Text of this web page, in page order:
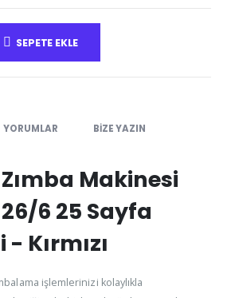
SEPETE EKLE
YORUMLAR BIZE YAZIN
Zımba Makinesi
6 25 Sayfa
Kırmızı
işlemlerinizi kolaylıkla